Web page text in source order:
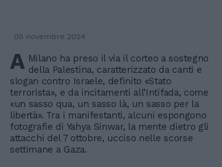
09 novembre 2024
A Milano ha preso il via il corteo a sostegno
della Palestina, caratterizzato da canti e
slogan contro Israele, definito «Stato
terrorista», e da incitamenti all’Intifada, come
«un sasso qua, un sasso là, un sasso per la
libertà». Tra i manifestanti, alcuni espongono
fotografie di Yahya Sinwar, la mente dietro gli
attacchi del 7 ottobre, ucciso nelle scorse
settimane a Gaza.